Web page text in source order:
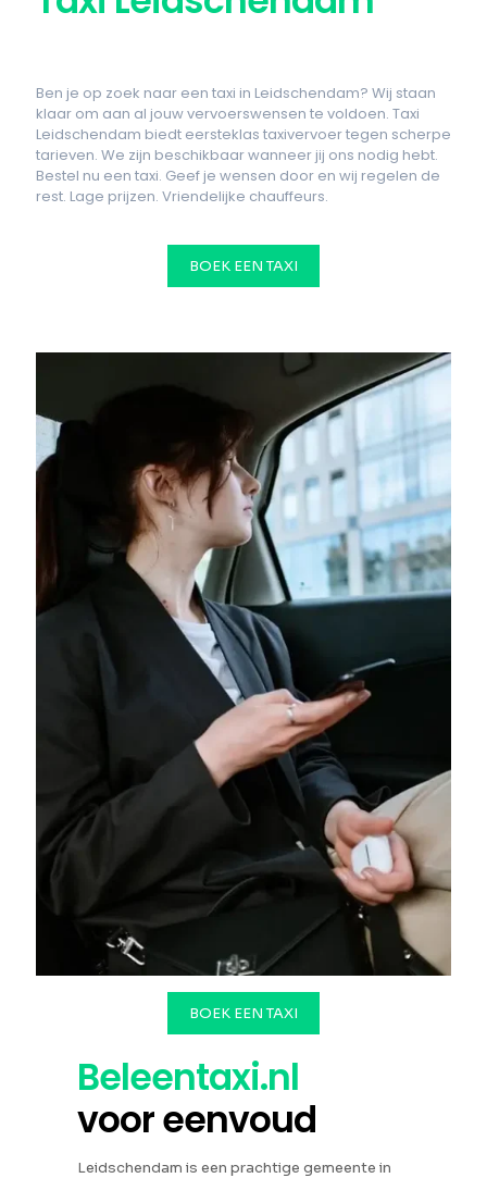
Ben je op zoek naar een taxi in Leidschendam? Wij staan
klaar om aan al jouw vervoerswensen te voldoen. Taxi
Leidschendam biedt eersteklas taxivervoer tegen scherpe
tarieven. We zijn beschikbaar wanneer jij ons nodig hebt.
Bestel nu een taxi. Geef je wensen door en wij regelen de
rest. Lage prijzen. Vriendelijke chauffeurs.
BOEK EEN TAXI
BOEK EEN TAXI
Beleentaxi.nl
voor eenvoud
Leidschendam is een prachtige gemeente in